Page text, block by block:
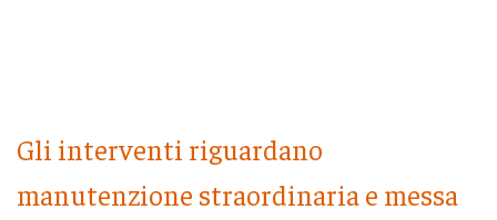
Gli interventi riguardano
manutenzione straordinaria e messa